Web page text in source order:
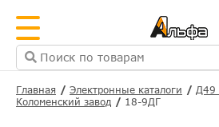
Главная Электронные каталоги
Д49
Коломенский завод
18-9ДГ